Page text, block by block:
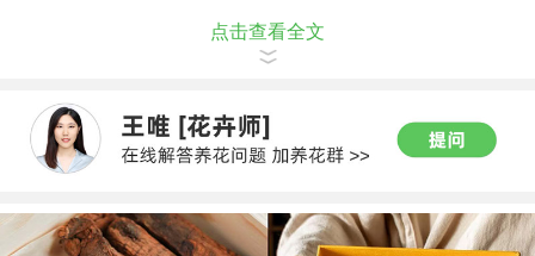
栽要求修剪成各种不同姿态。
点击查看全文